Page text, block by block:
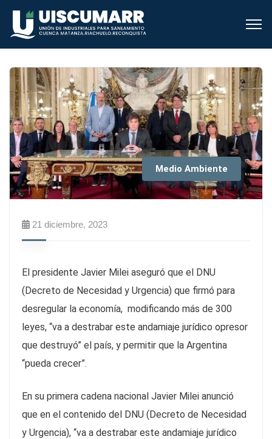
Medio Ambiente
21 diciembre, 2023
El presidente Javier Milei aseguró que el DNU
(Decreto de Necesidad y Urgencia) que firmó para
desregular la economía, modificando más de 300
leyes, “va a destrabar este andamiaje jurídico opresor
que destruyó” el país, y permitir que la Argentina
“pueda crecer”.
En su primera cadena nacional Javier Milei anunció
que en el contenido del DNU (Decreto de Necesidad
y Urgencia), “va a destrabar este andamiaje jurídico